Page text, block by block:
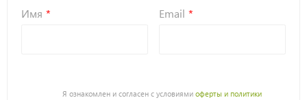
Имя Email
Я ознакомлен и согласен с условиямиоферты и политики